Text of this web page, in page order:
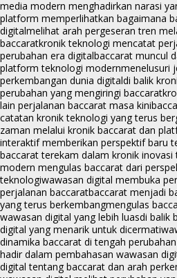
media modern menghadirkan narasi
platform memperlihatkan bagaimana
digitalmelihat arah pergeseran tren
baccaratkronik teknologi mencatat
perubahan era digitalbaccarat muncul
platform teknologi modernmenelusuri
perkembangan dunia digitaldi balik
perubahan yang mengiringi baccarat
lain perjalanan baccarat masa kini
catatan kronik teknologi yang terus
zaman melalui kronik baccarat dan
interaktif memberikan perspektif baru
baccarat terekam dalam kronik inovasi
modern mengulas baccarat dari
teknologiwawasan digital membuka
perjalanan baccaratbaccarat menjadi
yang terus berkembangmengulas
wawasan digital yang lebih luasdi balik
digital yang menarik untuk dicermati
dinamika baccarat di tengah
hadir dalam pembahasan wawasan
digital tentang baccarat dan arah